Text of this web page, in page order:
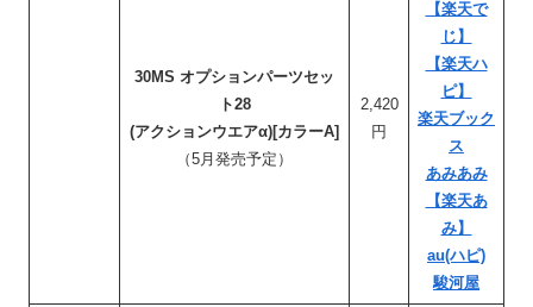
30MS オプションパーツセッ
ト28
(アクションウエアα)[カラーA]
（5月発売予定）
2,420
円
【楽天で
じ】
【楽天ハ
ピ】
楽天ブック
ス
あみあみ
【楽天あ
み】
au(ハピ)
駿河屋